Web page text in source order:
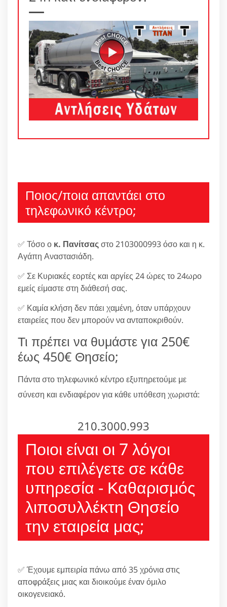
Ποιος/ποια απαντάει στο
τηλεφωνικό κέντρο;
✅ Τόσο ο κ. Πανίτσαςστο 2103000993 όσο και η κ.
Αγάπη Αναστασιάδη.
✅ Σε Κυριακές εορτές και αργίες 24 ώρες το 24ωρο
εμείς είμαστε στη διάθεσή σας.
✅ Καμία κλήση δεν πάει χαμένη, όταν υπάρχουν
εταιρείες που δεν μπορούν να ανταποκριθούν.
Τι πρέπει να θυμάστε για 250€
έως 450€ Θησείο;
Πάντα στο τηλεφωνικό κέντρο εξυπηρετούμε με
σύνεση και ενδιαφέρον για κάθε υπόθεση χωριστά:
210.3000.993
Ποιοι είναι οι 7 λόγοι
που επιλέγετε σε κάθε
υπηρεσία - Καθαρισμός
λιποσυλλέκτη Θησείο
την εταιρεία μας;
✅ Έχουμε εμπειρία πάνω από 35 χρόνια στις
αποφράξεις μιας και διοικούμε έναν όμιλο
οικογενειακό.